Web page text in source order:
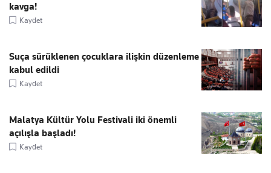
kavga!
Kaydet
Suça sürüklenen çocuklara ilişkin düzenleme
kabul edildi
Kaydet
Malatya Kültür Yolu Festivali iki önemli
açılışla başladı!
Kaydet